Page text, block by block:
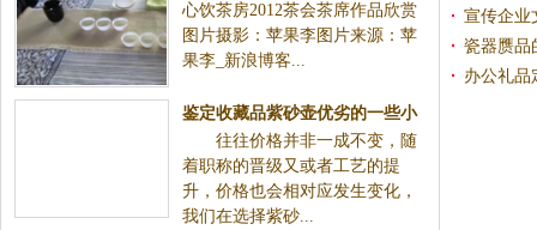
心饮茶房2012茶会茶席作品欣赏
图片摄影：苹果李图片来源：苹
果李_新浪博客...
鉴定收藏品紫砂壶优劣的一些小
技巧
往往价格并非一成不变，随
着职称的晋级又或者工艺的提
升，价格也会相对应发生变化，
我们在选择紫砂...
宣传企业
瓷器赝品
办公礼品